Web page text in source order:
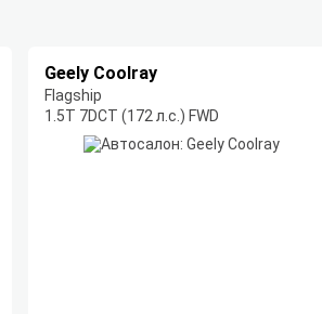
Geely Coolray
Flagship
1.5T 7DCT (172 л.с.) FWD